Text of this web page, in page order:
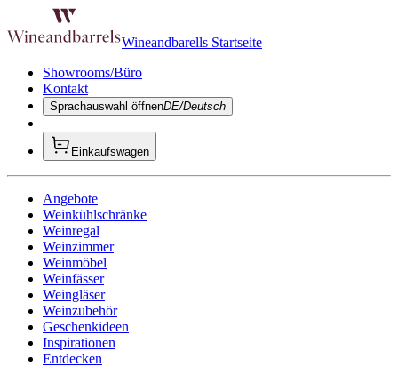
Wineandbarells Startseite
Showrooms/Büro
Kontakt
Sprachauswahl öffnenDE/Deutsch
Einkaufswagen
Angebote
Weinkühlschränke
Weinregal
Weinzimmer
Weinmöbel
Weinfässer
Weingläser
Weinzubehör
Geschenkideen
Inspirationen
Entdecken